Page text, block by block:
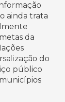
ainda trata
da
do
público